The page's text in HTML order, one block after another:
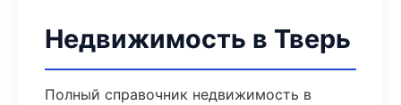
Недвижимость в Тверь
Полный справочник недвижимость в